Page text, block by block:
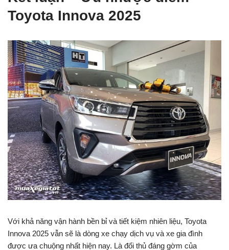
Toyota Innova 2025
Với khả năng vận hành bền bỉ và tiết kiệm nhiên liệu, Toyota
Innova 2025 vẫn sẽ là dòng xe chạy dịch vụ và xe gia đình
được ưa chuộng nhất hiện nay. Là đối thủ đáng gờm của